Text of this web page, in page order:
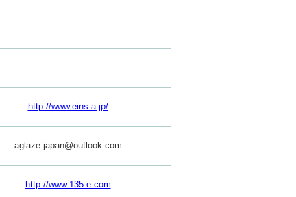
http://www.eins-a.jp/
aglaze-japan@outlook.com
http://www.135-e.com